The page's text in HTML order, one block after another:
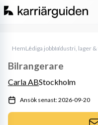
HemLediga jobbIndustri, lager
Bilrangerare
Carla ABStockholm
Ansök senast: 2026-09-20